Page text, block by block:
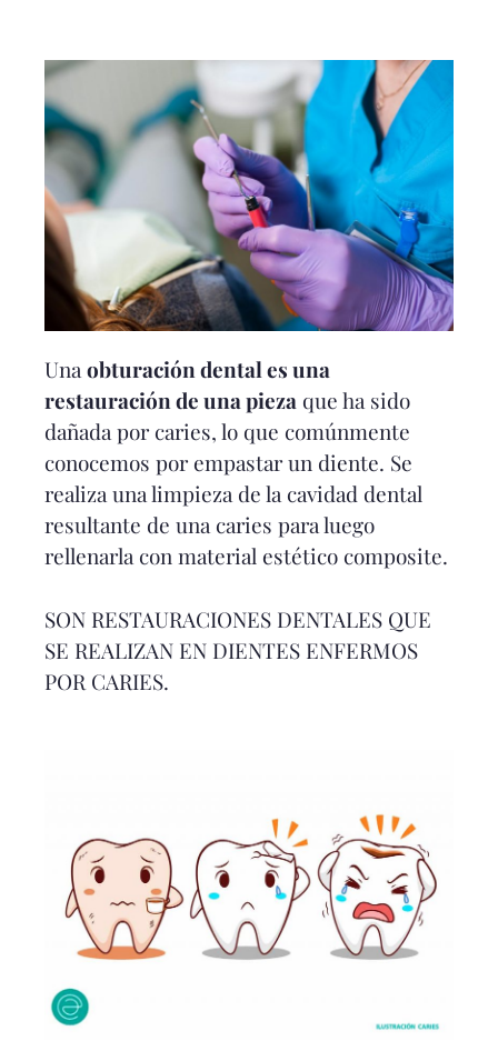
Unaobturación dental es una
restauración de una pieza que ha sido
dañada por caries, lo que comúnmente
conocemos por empastar un diente. Se
realiza una limpieza de la cavidad dental
resultante de una caries para luego
rellenarla con material estético composite.
SON RESTAURACIONES DENTALES QUE
SE REALIZAN EN DIENTES ENFERMOS
POR CARIES.